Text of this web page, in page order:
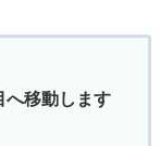
へ移動します